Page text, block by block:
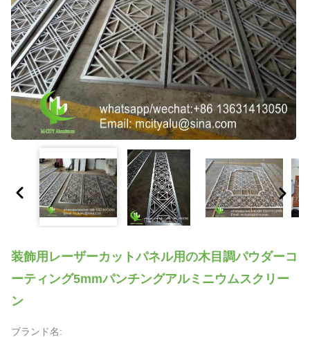
装飾用レーザーカットパネル用の木目調パウダーコ
ーティング5mmパンチングアルミニウムスクリー
ン
ブランド名: